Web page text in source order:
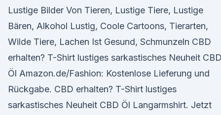
Lustige Bilder Von Tieren, Lustige Tiere, Lustige
Bären, Alkohol Lustig, Coole Cartoons, Tierarten,
Wilde Tiere, Lachen Ist Gesund, Schmunzeln CBD
erhalten? T-Shirt lustiges sarkastisches Neuheit
Öl Amazon.de/Fashion: Kostenlose Lieferung und
Rückgabe. CBD erhalten? T-Shirt lustiges
sarkastisches Neuheit CBD Öl Langarmshirt. Jetzt